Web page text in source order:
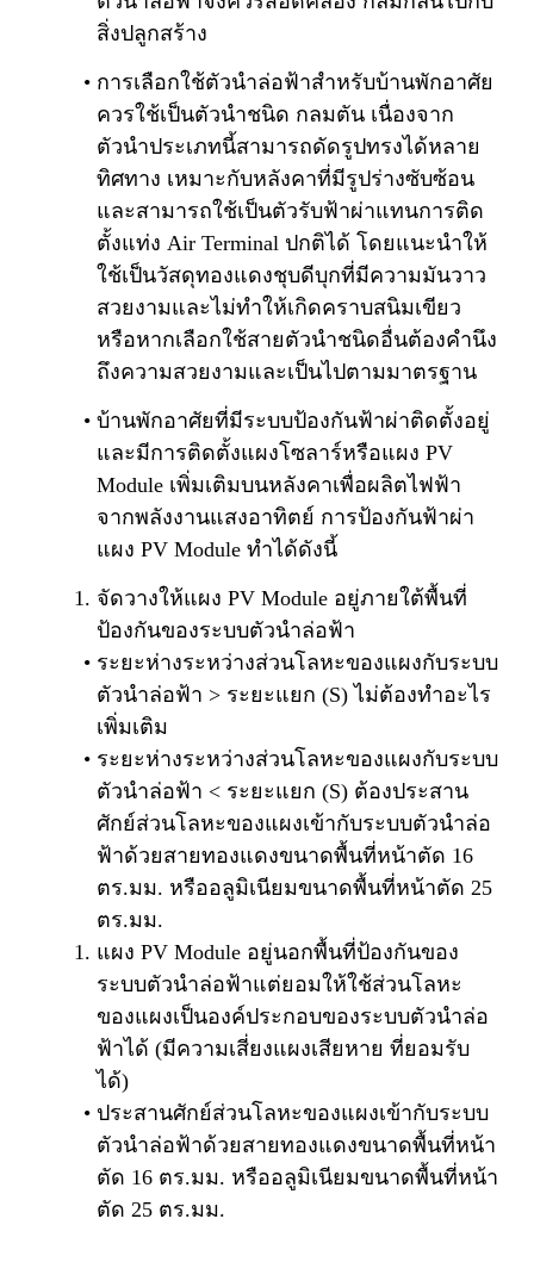
สิ่งปลูกสร้าง
การเลือกใช้ตัวนำล่อฟ้าสำหรับบ้านพักอาศัย
ควรใช้เป็นตัวนำชนิด กลมตัน เนื่องจาก
ตัวนำประเภทนี้สามารถดัดรูปทรงได้หลาย
ทิศทาง เหมาะกับหลังคาที่มีรูปร่างซับซ้อน
และสามารถใช้เป็นตัวรับฟ้าผ่าแทนการติด
ตั้งแท่ง Air Terminal ปกติได้ โดยแนะนำให้
ใช้เป็นวัสดุทองแดงชุบดีบุกที่มีความมันวาว
สวยงามและไม่ทำให้เกิดคราบสนิมเขียว
หรือหากเลือกใช้สายตัวนำชนิดอื่นต้องคำนึง
ถึงความสวยงามและเป็นไปตามมาตรฐาน
บ้านพักอาศัยที่มีระบบป้องกันฟ้าผ่าติดตั้งอยู่
และมีการติดตั้งแผงโซลาร์หรือแผง PV
Module เพิ่มเติมบนหลังคาเพื่อผลิตไฟฟ้า
จากพลังงานแสงอาทิตย์ การป้องกันฟ้าผ่า
แผง PV Module ทำได้ดังนี้
จัดวางให้แผง PV Module อยู่ภายใต้พื้นที่
ป้องกันของระบบตัวนำล่อฟ้า
ระยะห่างระหว่างส่วนโลหะของแผงกับระบบ
ตัวนำล่อฟ้า > ระยะแยก (S) ไม่ต้องทำอะไร
เพิ่มเติม
ระยะห่างระหว่างส่วนโลหะของแผงกับระบบ
ตัวนำล่อฟ้า < ระยะแยก (S) ต้องประสาน
ศักย์ส่วนโลหะของแผงเข้ากับระบบตัวนำล่อ
ฟ้าด้วยสายทองแดงขนาดพื้นที่หน้าตัด 16
ตร.มม. หรืออลูมิเนียมขนาดพื้นที่หน้าตัด 25
ตร.มม.
แผง PV Module อยู่นอกพื้นที่ป้องกันของ
ระบบตัวนำล่อฟ้าแต่ยอมให้ใช้ส่วนโลหะ
ของแผงเป็นองค์ประกอบของระบบตัวนำล่อ
ฟ้าได้ (มีความเสี่ยงแผงเสียหาย ที่ยอมรับ
ได้)
ประสานศักย์ส่วนโลหะของแผงเข้ากับระบบ
ตัวนำล่อฟ้าด้วยสายทองแดงขนาดพื้นที่หน้า
ตัด 16 ตร.มม. หรืออลูมิเนียมขนาดพื้นที่หน้า
ตัด 25 ตร.มม.